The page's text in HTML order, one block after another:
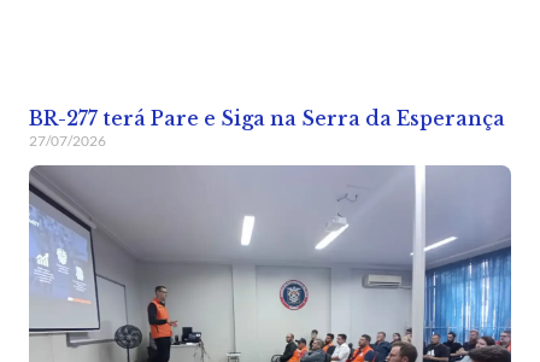
BR-277 terá Pare e Siga na Serra da Esperança
27/07/2026